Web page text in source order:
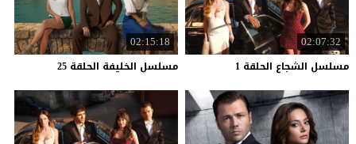
02:07:32
مسلسل الشجاع الحلقة 1
02:15:18
مسلسل الخليفة الحلقة 25